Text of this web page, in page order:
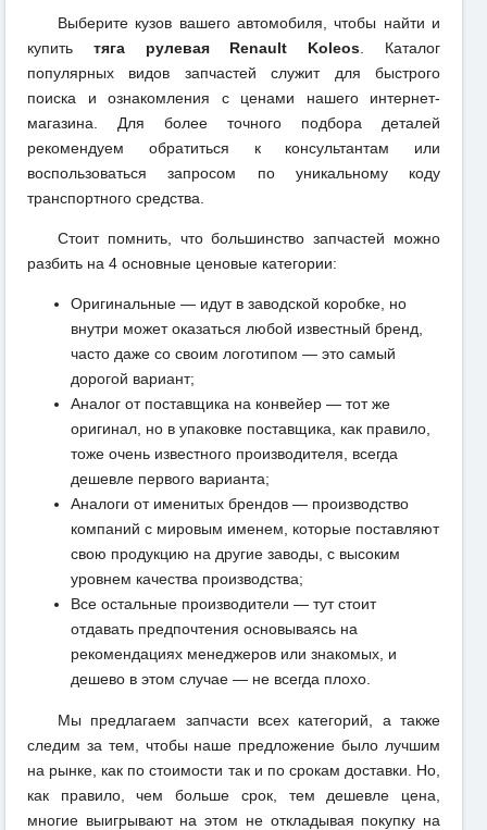
Выберите кузов вашего автомобиля, чтобы найти и
купить тяга рулевая Renault Koleos . Каталог
популярных видов запчастей служит для быстрого
поиска и ознакомления с ценами нашего интернет-
магазина. Для более точного подбора деталей
рекомендуем обратиться к консультантам или
воспользоваться запросом по уникальному коду
транспортного средства.
Стоит помнить, что большинство запчастей можно
разбить на 4 основные ценовые категории:
Оригинальные — идут в заводской коробке, но
внутри может оказаться любой известный бренд,
часто даже со своим логотипом — это самый
дорогой вариант;
Аналог от поставщика на конвейер — тот же
оригинал, но в упаковке поставщика, как правило,
тоже очень известного производителя, всегда
дешевле первого варианта;
Аналоги от именитых брендов — производство
компаний с мировым именем, которые поставляют
свою продукцию на другие заводы, с высоким
уровнем качества производства;
Все остальные производители — тут стоит
отдавать предпочтения основываясь на
рекомендациях менеджеров или знакомых, и
дешево в этом случае — не всегда плохо.
Мы предлагаем запчасти всех категорий, а также
следим за тем, чтобы наше предложение было лучшим
на рынке, как по стоимости так и по срокам доставки. Но,
как правило, чем больше срок, тем дешевле цена,
многие выигрывают на этом не откладывая покупку на